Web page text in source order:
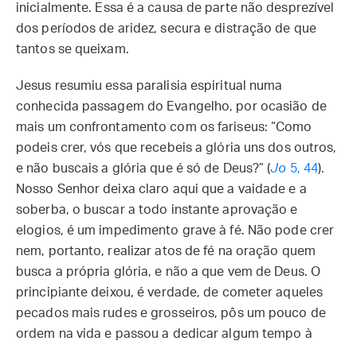
inicialmente. Essa é a causa de parte não desprezível
dos períodos de aridez, secura e distração de que
tantos se queixam.
Jesus resumiu essa paralisia espiritual numa
conhecida passagem do Evangelho, por ocasião de
mais um confrontamento com os fariseus: “Como
podeis crer, vós que recebeis a glória uns dos outros,
e não buscais a glória que é só de Deus?” (Jo 5, 44).
Nosso Senhor deixa claro aqui que a vaidade e a
soberba, o buscar a todo instante aprovação e
elogios, é um impedimento grave à fé. Não pode crer
nem, portanto, realizar atos de fé na oração quem
busca a própria glória, e não a que vem de Deus. O
principiante deixou, é verdade, de cometer aqueles
pecados mais rudes e grosseiros, pôs um pouco de
ordem na vida e passou a dedicar algum tempo à